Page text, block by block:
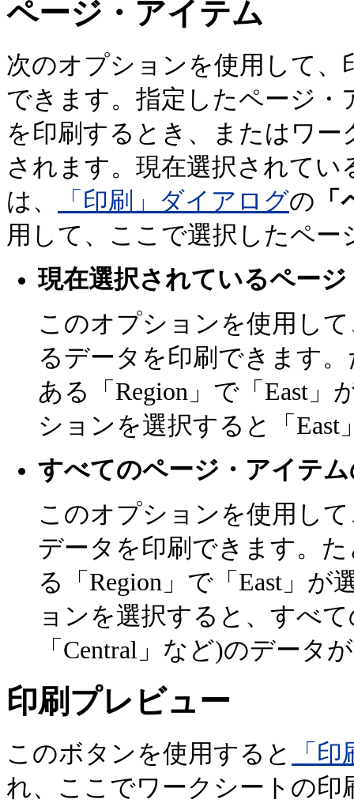
ページ・アイテム
次のオプションを使用して
できます。指定したページ
を印刷するとき、またはワ
されます。現在選択されて
は、
「印刷」ダイアログの
用して、ここで選択したペ
現在選択されているペー
このオプションを使用し
るデータを印刷できます
ある「Region」で「East
ションを選択すると「
すべてのページ・アイテ
このオプションを使用し
データを印刷できます。
る「Region」で「East」
ョンを選択すると、すべて
「Central」など)のデータ
印刷プレビュー
このボタンを使用すると
「
れ、ここでワークシートの